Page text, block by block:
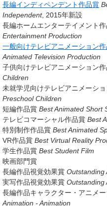
長編インディペンデント作品賞
Independent, 2015年新設
長編ホームエンターテイメント
Entertainment Production
一般向けテレビアニメーション
Animated Television Production
子供向けテレビアニメーション
Children
未就学児向けテレビアニメーシ
Preschool Children
短編作品賞 Best Animated Short
テレビコマーシャル作品賞 Best
特別制作作品賞 Best Animated
VR作品賞 Best Virtual Reality
学生作品賞 Best Student Film
映画部門賞
長編作品視覚効果賞 Outstanding
実写作品視覚効果賞 Outstanding
長編作品キャラクター・アニメ
Animation - Animation